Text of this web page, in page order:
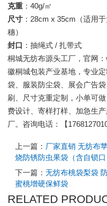
克重 ：40g/㎡
尺寸 ：28cm x 35cm（适用
穗）
封口 ：抽绳式 / 扎带式
桐城无纺布源头工厂，官网
徽桐城包装产业基地，专业
袋、服装防尘袋、展会广告
刷、尺寸克重定制，小单可
费设计、寄样打样、加急生
厂。咨询电话：【
上一篇： 厂家直销 无纺布
烧防锈防虫果袋（含自锁口
下一篇： 无纺布桃袋梨袋
蜜桃增硬保鲜袋
RELATED